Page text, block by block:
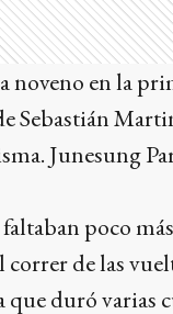
noveno en la
Sebastián
Junesung
poco
de las
duró varias